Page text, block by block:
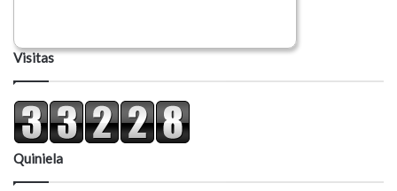
Visitas
Quiniela